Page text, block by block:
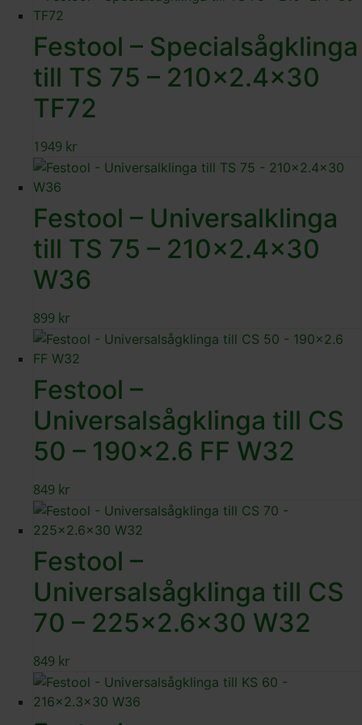
Festool – Specialsågklinga
till TS 75 – 210×2.4×30
TF72
1949 kr
Festool – Universalklinga
till TS 75 – 210×2.4×30
W36
899 kr
Festool –
Universalsågklinga till CS
50 – 190×2.6 FF W32
849 kr
Festool –
Universalsågklinga till CS
70 – 225×2.6×30 W32
849 kr